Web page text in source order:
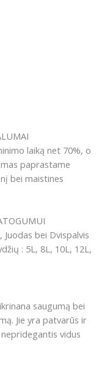
laiką net 70%, o
paprastame
bei maistines
bei Dvispalvis
: 5L, 8L, 10L, 12L,
saugumą bei
Jie yra patvarūs ir
vidus